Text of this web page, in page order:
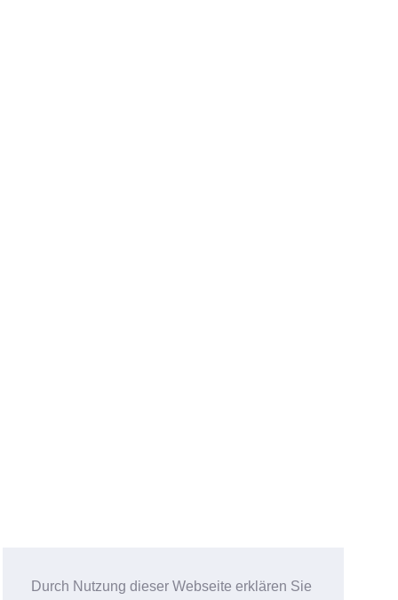
Durch Nutzung dieser Webseite erklären Sie